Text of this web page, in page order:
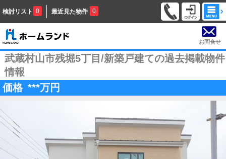
検討リスト 0 最近見た物件 0
お問合せ
武蔵村山市残堀5丁目/新築戸建ての過去掲載物件
情報
価格 ***万円